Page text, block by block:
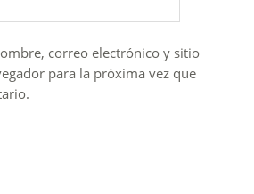
correo electrónico y sitio
para la próxima vez que